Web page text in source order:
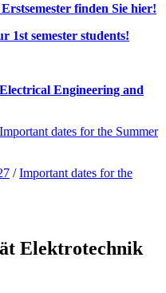
finden Sie hier!
1st semester students!
Engineering and
Important dates for the Summer
/Important dates for the
Elektrotechnik